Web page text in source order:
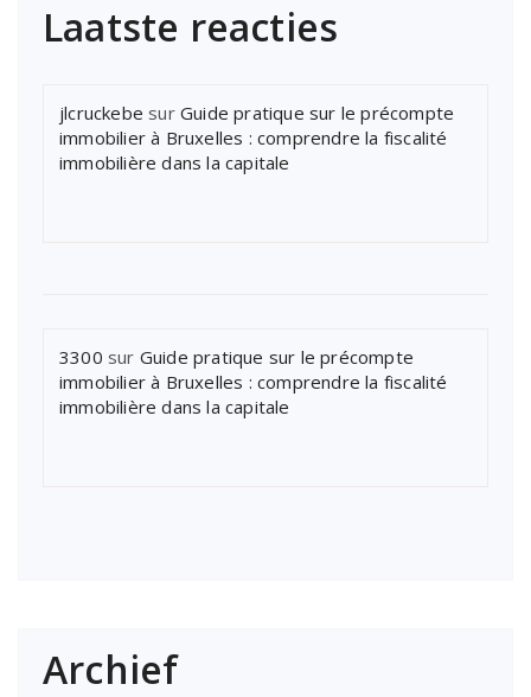
Laatste reacties
jlcruckebe sur Guide pratique sur le précompte
immobilier à Bruxelles : comprendre la fiscalité
immobilière dans la capitale
3300 sur Guide pratique sur le précompte
immobilier à Bruxelles : comprendre la fiscalité
immobilière dans la capitale
Archief